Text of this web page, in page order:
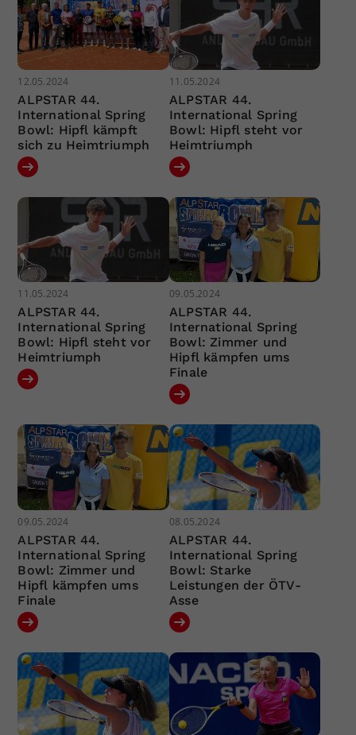
12.05.2024
ALPSTAR 44.
International Spring
Bowl: Hipfl kämpft
sich zu Heimtriumph
11.05.2024
ALPSTAR 44.
International Spring
Bowl: Hipfl steht vor
Heimtriumph
11.05.2024
ALPSTAR 44.
International Spring
Bowl: Hipfl steht vor
Heimtriumph
09.05.2024
ALPSTAR 44.
International Spring
Bowl: Zimmer und
Hipfl kämpfen ums
Finale
09.05.2024
ALPSTAR 44.
International Spring
Bowl: Zimmer und
Hipfl kämpfen ums
Finale
08.05.2024
ALPSTAR 44.
International Spring
Bowl: Starke
Leistungen der ÖTV-
Asse